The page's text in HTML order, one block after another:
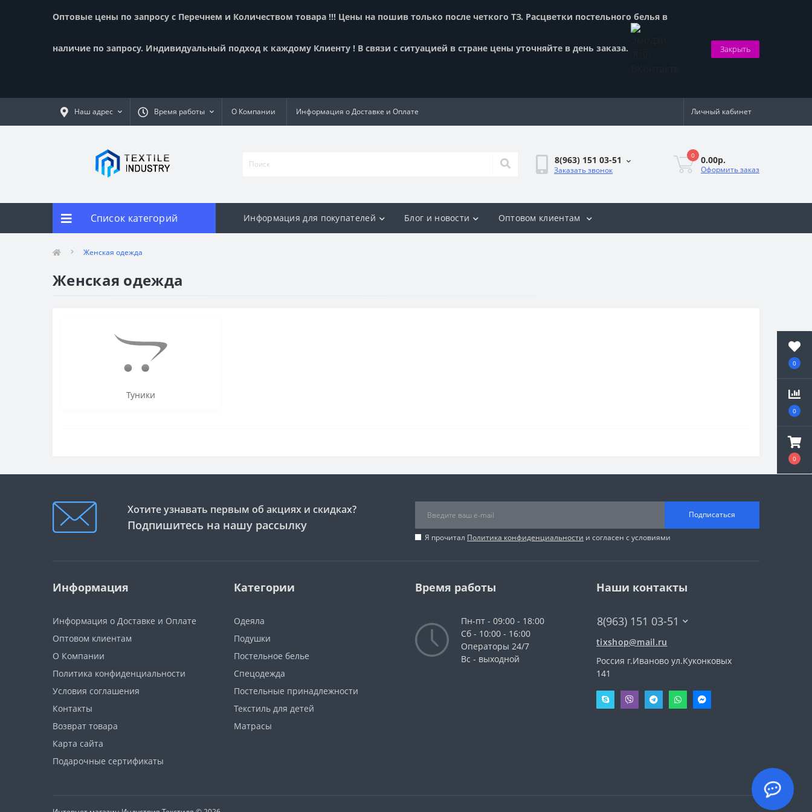
0
0
0
Оптовые цены по запросу с Перечнем и Количеством товара !!! Цены на пошив только после четкого ТЗ. Расцветки постельного белья в
наличие по запросу. Индивидуальный подход к каждому Клиенту ! В связи с ситуацией в стране цены уточняйте в день заказа. Закрыть
Наш адрес Время работы О Компании Информация о Доставке и Оплате Личный кабинет
8(963) 151 03-51
Заказать звонок
0 0.00р.
Оформить заказ
Список категорий Информация для покупателей Блог и новости Оптовом клиентам
Женская одежда
Женская одежда
Туники
Хотите узнавать первым об акциях и скидках?
Подпишитесь на нашу рассылку
Подписаться
Я прочитал Политика конфиденциальности и согласен с условиями
Информация
Информация о Доставке и Оплате
Оптовом клиентам
О Компании
Политика конфиденциальности
Условия соглашения
Контакты
Возврат товара
Карта сайта
Подарочные сертификаты
Категории
Одеяла
Подушки
Постельное белье
Спецодежда
Постельные принадлежности
Текстиль для детей
Матрасы
Время работы
Пн-пт - 09:00 - 18:00
Сб - 10:00 - 16:00
Операторы 24/7
Вс - выходной
Наши контакты
8(963) 151 03-51
tixshop@mail.ru
Россия г.Иваново ул.Куконковых
141